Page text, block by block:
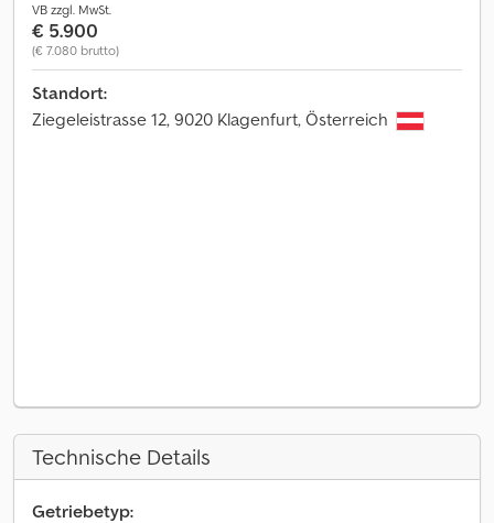
VB zzgl. MwSt.
€ 5.900
(€ 7.080 brutto)
Standort:
Ziegeleistrasse 12, 9020 Klagenfurt, Österreich
Technische Details
Getriebetyp: